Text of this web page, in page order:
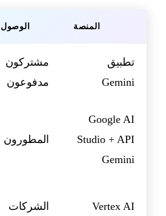
المنصة الوصول
تطبيق
Gemini
مشتركون
مدفوعون
Google AI
Studio + API
Gemini
المطورون
Vertex AI الشركات